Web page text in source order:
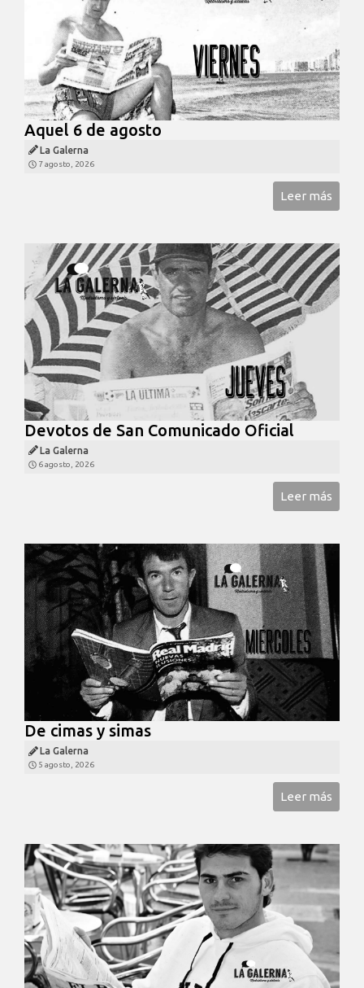
Aquel 6 de agosto
La Galerna
7 agosto, 2026
Leer más
Devotos de San Comunicado Oficial
La Galerna
6 agosto, 2026
Leer más
De cimas y simas
La Galerna
5 agosto, 2026
Leer más